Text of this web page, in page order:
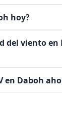
hoy?
del viento en
en Daboh